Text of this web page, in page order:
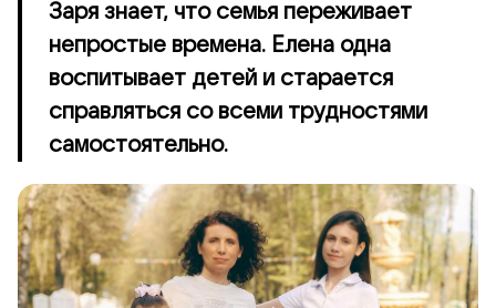
Заря знает, что семья переживает
непростые времена. Елена одна
воспитывает детей и старается
справляться со всеми трудностями
самостоятельно.